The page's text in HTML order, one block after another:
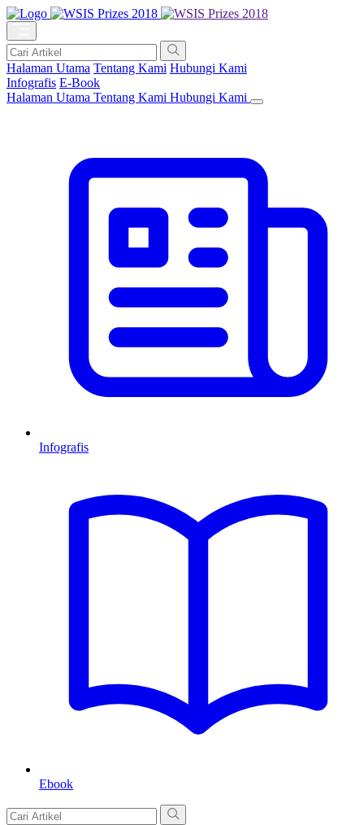
Halaman Utama Tentang Kami Hubungi Kami
Infografis E-Book
Halaman Utama Tentang Kami Hubungi Kami
Infografis
Ebook